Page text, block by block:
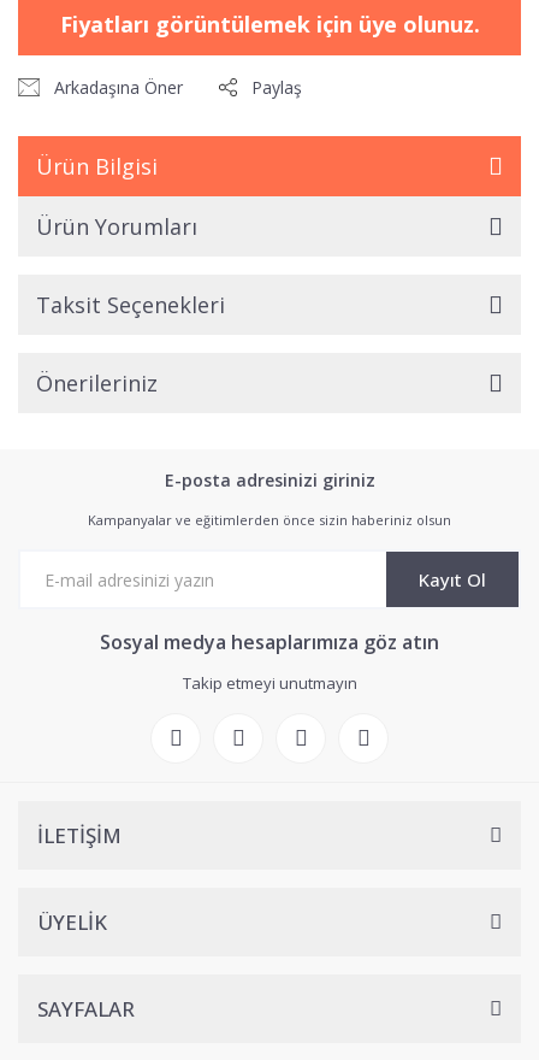
Fiyatları görüntülemek için üye olunuz.
Arkadaşına Öner Paylaş
Ürün Bilgisi
Ürün Yorumları
Taksit Seçenekleri
Önerileriniz
E-posta adresinizi giriniz
Kampanyalar ve eğitimlerden önce sizin haberiniz olsun
Kayıt Ol
Sosyal medya hesaplarımıza göz atın
Takip etmeyi unutmayın
İLETİŞİM
ÜYELİK
SAYFALAR